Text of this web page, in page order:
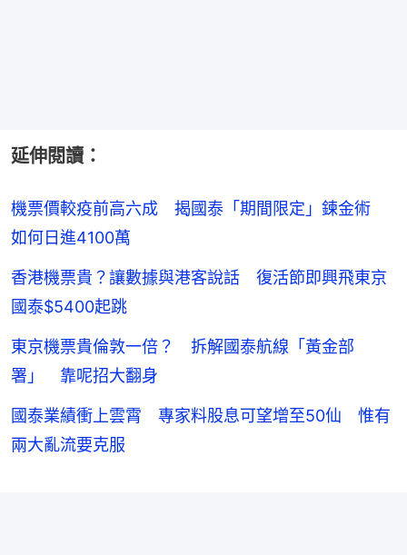
延伸閱讀：
機票價較疫前高六成 揭國泰「期間限定」鍊金術
如何日進4100萬
香港機票貴？讓數據與港客說話 復活節即興飛東京
國泰$5400起跳
東京機票貴倫敦一倍？ 拆解國泰航線「黃金部
署」 靠呢招大翻身
國泰業績衝上雲霄 專家料股息可望增至50仙 惟有
兩大亂流要克服